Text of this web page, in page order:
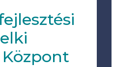
Központ